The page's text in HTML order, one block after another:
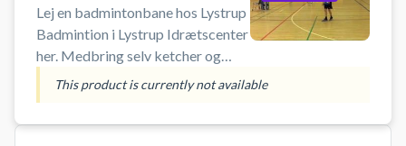
Lej en badmintonbane hos Lystrup
Badmintion i Lystrup Idrætscenter
her. Medbring selv ketcher og
bolde.
This product is currently not available